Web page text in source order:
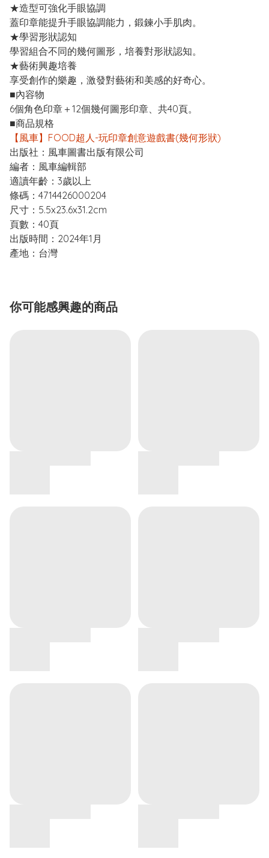
★造型可強化手眼協調
蓋印章能提升手眼協調能力，鍛鍊小手肌肉。
★學習形狀認知
學習組合不同的幾何圖形，培養對形狀認知。
★藝術興趣培養
享受創作的樂趣，激發對藝術和美感的好奇心。
■內容物
6個角色印章＋12個幾何圖形印章、共40頁。
■商品規格
【風車】FOOD超人-玩印章創意遊戲書(幾何形狀)
出版社：風車圖書出版有限公司
編者：風車編輯部
適讀年齡：3歲以上
條碼：4714426000204
尺寸：5.5x23.6x31.2cm
頁數：40頁
出版時間：2024年1月
產地：台灣
你可能感興趣的商品